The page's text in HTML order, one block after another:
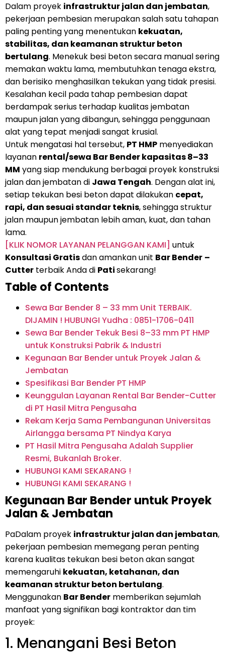
Dalam proyek infrastruktur jalan dan jembatan,
pekerjaan pembesian merupakan salah satu tahapan
paling penting yang menentukan kekuatan,
stabilitas, dan keamanan struktur beton
bertulang. Menekuk besi beton secara manual sering
memakan waktu lama, membutuhkan tenaga ekstra,
dan berisiko menghasilkan tekukan yang tidak presisi.
Kesalahan kecil pada tahap pembesian dapat
berdampak serius terhadap kualitas jembatan
maupun jalan yang dibangun, sehingga penggunaan
alat yang tepat menjadi sangat krusial.
Untuk mengatasi hal tersebut, PT HMP menyediakan
layanan rental/sewa Bar Bender kapasitas 8–33
MM yang siap mendukung berbagai proyek konstruksi
jalan dan jembatan di Jawa Tengah. Dengan alat ini,
setiap tekukan besi beton dapat dilakukan cepat,
rapi, dan sesuai standar teknis, sehingga struktur
jalan maupun jembatan lebih aman, kuat, dan tahan
lama.
[KLIK NOMOR LAYANAN PELANGGAN KAMI] untuk
Konsultasi Gratisdan amankan unit Bar Bender –
Cutter terbaik Anda di Patisekarang!
Table of Contents
Sewa Bar Bender 8 – 33 mm Unit TERBAIK.
DIJAMIN ! HUBUNGI Yudha : 0851-1706-0411
Sewa Bar Bender Tekuk Besi 8–33 mm PT HMP
untuk Konstruksi Pabrik & Industri
Kegunaan Bar Bender untuk Proyek Jalan &
Jembatan
Spesifikasi Bar Bender PT HMP
Keunggulan Layanan Rental Bar Bender-Cutter
di PT Hasil Mitra Pengusaha
Rekam Kerja Sama Pembangunan Universitas
Airlangga bersama PT Nindya Karya
PT Hasil Mitra Pengusaha Adalah Supplier
Resmi, Bukanlah Broker.
HUBUNGI KAMI SEKARANG !
HUBUNGI KAMI SEKARANG !
Kegunaan Bar Bender untuk Proyek
Jalan & Jembatan
PaDalam proyek infrastruktur jalan dan jembatan,
pekerjaan pembesian memegang peran penting
karena kualitas tekukan besi beton akan sangat
memengaruhi kekuatan, ketahanan, dan
keamanan struktur beton bertulang.
Menggunakan Bar Bender memberikan sejumlah
manfaat yang signifikan bagi kontraktor dan tim
proyek:
1. Menangani Besi Beton